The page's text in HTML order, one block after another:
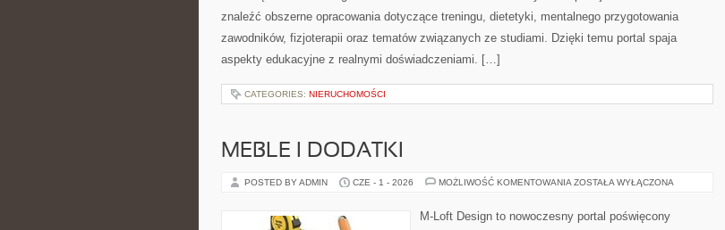
znaleźć obszerne opracowania dotyczące treningu, dietetyki, mentalnego przygotowania
zawodników, fizjoterapii oraz tematów związanych ze studiami. Dzięki temu portal spaja
aspekty edukacyjne z realnymi doświadczeniami. […]
CATEGORIES: NIERUCHOMOŚCI
MEBLE I DODATKI
POSTED BY ADMIN CZE - 1 - 2026 MOŻLIWOŚĆ KOMENTOWANIA MEBLE
ZOSTAŁA WYŁĄCZONA
M-Loft Design to nowoczesny portal poświęcony